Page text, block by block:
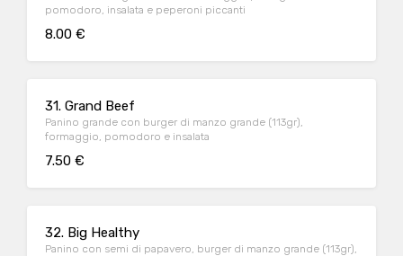
pomodoro, insalata e peperoni piccanti
8.00 €
31. Grand Beef
Panino grande con burger di manzo grande (113gr),
formaggio, pomodoro e insalata
7.50 €
32. Big Healthy
Panino con semi di papavero, burger di manzo grande (113gr),